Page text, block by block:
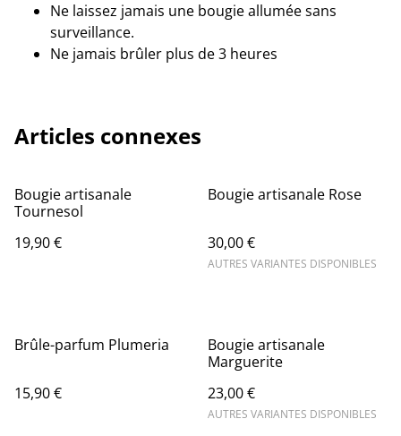
Ne laissez jamais une bougie allumée sans
surveillance.
Ne jamais brûler plus de 3 heures
Articles connexes
Bougie artisanale
Tournesol
19,90 €
Bougie artisanale Rose
30,00 €
AUTRES VARIANTES DISPONIBLES
Brûle-parfum Plumeria
15,90 €
Bougie artisanale
Marguerite
23,00 €
AUTRES VARIANTES DISPONIBLES